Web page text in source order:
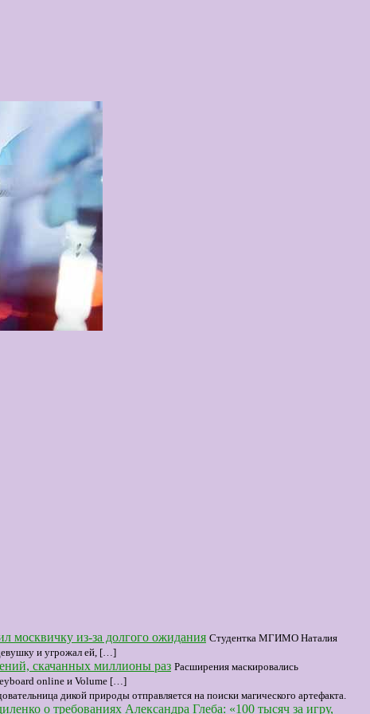
москвичку из-за долгого ожидания Студентка МГИМО Наталия
девушку и угрожал ей, […]
скачанных миллионы раз Расширения маскировались
online и Volume […]
дикой природы отправляется на поиски магического артефакта.
о требованиях Александра Глеба: «100 тысяч за игру,